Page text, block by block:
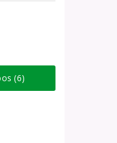
(6)